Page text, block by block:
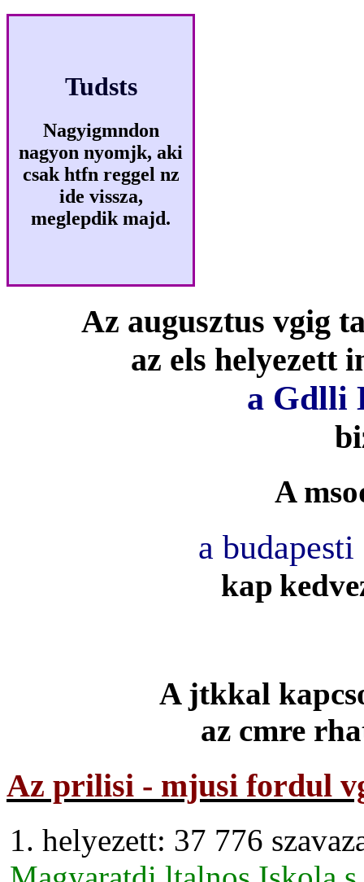
Tudsts
Nagyigmndon
nagyon nyomjk, aki
csak htfn reggel nz
ide vissza,
meglepdik majd.
Az augusztus vgig
az els helyezett
a Gdlli
A
a
kap
A jtkkal
az cmre
Az prilisi - mjusi fordul
1. helyezett: 37 776